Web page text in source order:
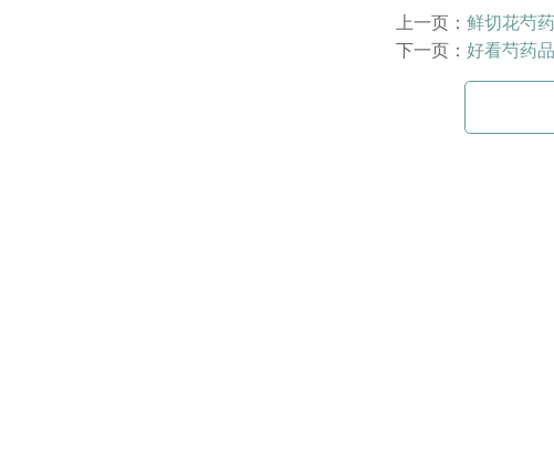
上一页：鲜切花芍
下一页：好看芍药